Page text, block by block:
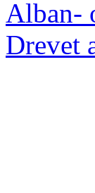
Alban-
Drevet